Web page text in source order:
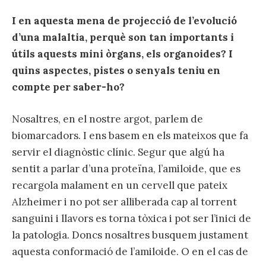
I en aquesta mena de projecció de l’evolució
d’una malaltia, perquè son tan importants i
útils aquests mini òrgans, els organoides? I
quins aspectes, pistes o senyals teniu en
compte per saber-ho?
Nosaltres, en el nostre argot, parlem de
biomarcadors. I ens basem en els mateixos que fa
servir el diagnòstic clínic. Segur que algú ha
sentit a parlar d’una proteïna, l’amiloide, que es
recargola malament en un cervell que pateix
Alzheimer i no pot ser alliberada cap al torrent
sanguini i llavors es torna tòxica i pot ser l’inici de
la patologia. Doncs nosaltres busquem justament
aquesta conformació de l’amiloide. O en el cas de